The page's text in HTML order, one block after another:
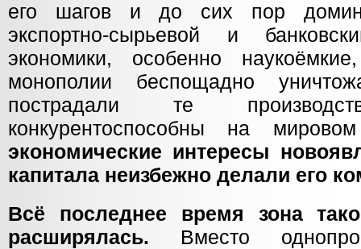
его шагов и до сих пор
экспортно-сырьевой и
экономики, особенно
монополии беспощадно
пострадали те
конкурентоспособны на
экономические интересы
капитала неизбежно делали его
Всё последнее время зона
расширялась. Вместо